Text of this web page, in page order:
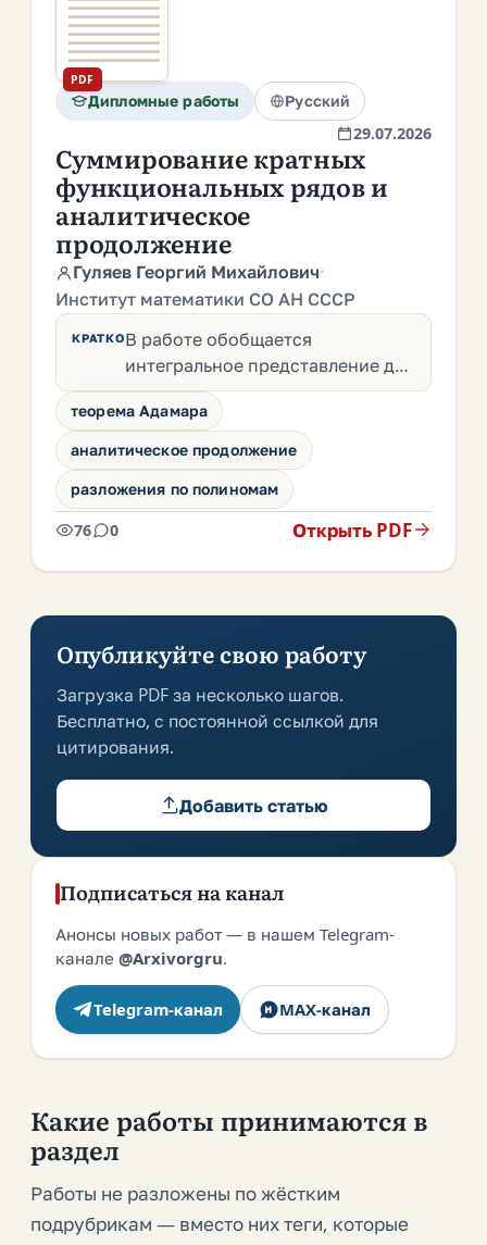
PDF
Дипломные работы
Русский
29.07.2026
Суммирование кратных
функциональных рядов и
аналитическое
продолжение
Гуляев Георгий Михайлович·
Институт математики СО АН СССР
КРАТКОВ работе обобщается
интегральное представление для
суммы степенного ряда,
используемое для
аналитического продолжения
его суммы и для разложения
голоморфных фу…
теорема Адамара
аналитическое продолжение
разложения по полиномам
76
0 Открыть PDF
Опубликуйте свою работу
Загрузка PDF за несколько шагов.
Бесплатно, с постоянной ссылкой для
цитирования.
Добавить статью
Подписаться на канал
Анонсы новых работ — в нашем Telegram-
канале @Arxivorgru.
Telegram-канал MAX-канал
Какие работы принимаются в
раздел
Работы не разложены по жёстким
подрубрикам — вместо них теги, которые